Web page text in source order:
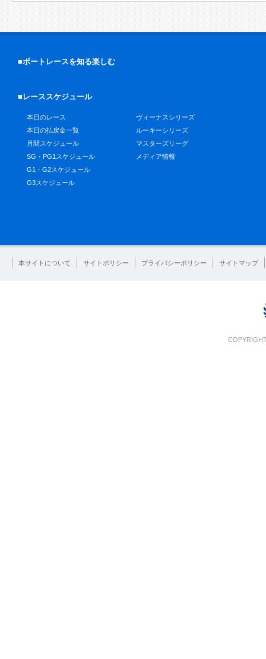
■ボートレースを知る楽しむ
■レーススケジュール
本日のレース
本日の払戻金一覧
月間スケジュール
SG・PG1スケジュール
G1・G2スケジュール
G3スケジュール
ヴィーナスシリーズ
ルーキーシリーズ
マスターズリーグ
メディア情報
本サイトについて サイトポリシー プライバシーポリシー サイトマップ